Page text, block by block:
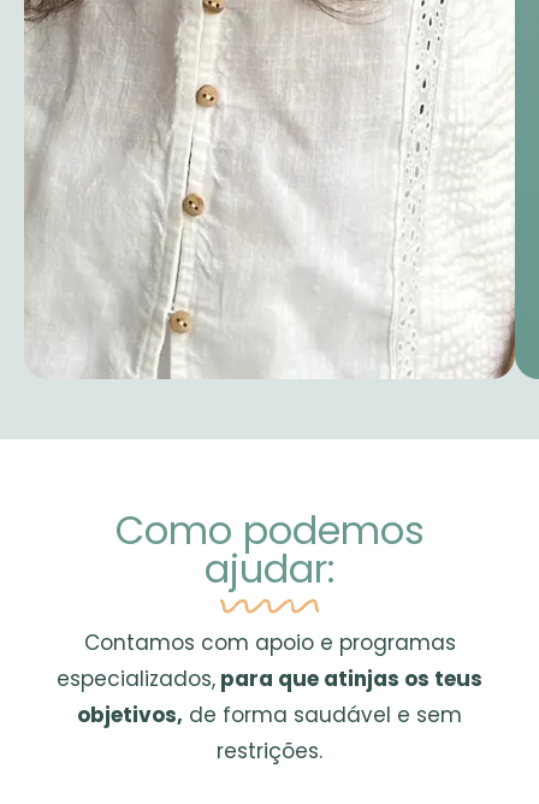
Como podemos
ajudar:
Contamos com apoio e programas
especializados, para que atinjas os teus
objetivos, de forma saudável e sem
restrições.